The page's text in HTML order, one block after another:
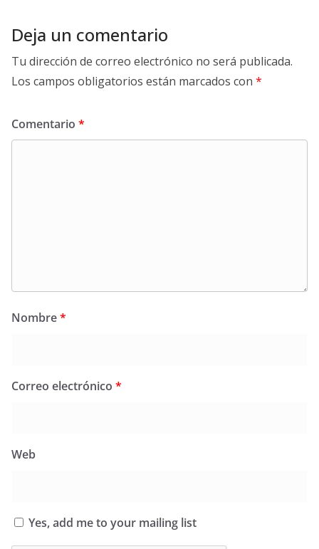
Deja un comentario
Tu dirección de correo electrónico no será publicada.
Los campos obligatorios están marcados con *
Comentario *
Nombre*
Correo electrónico *
Web
Yes, add me to your mailing list